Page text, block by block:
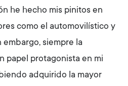
he hecho mis pinitos en
como el automovilístico y
siempre la
papel protagonista en mi
adquirido la mayor